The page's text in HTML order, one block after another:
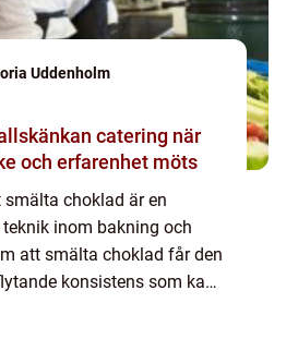
Uddenholm
catering när
och erfarenhet möts
choklad är en
inom bakning och
att smälta choklad får den
konsistens som kan